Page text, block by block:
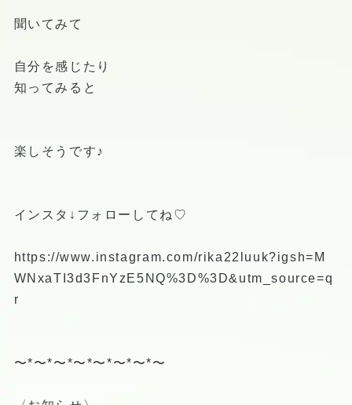
聞いてみて
自分を感じたり
知ってみると
楽しそうです♪
インスタ↓フォローしてね♡
https://www.instagram.com/rika22luuk?igsh=M
WNxaTI3d3FnYzE5NQ%3D%3D&utm_source=q
r
〜*〜*〜*〜*〜*〜*〜*〜